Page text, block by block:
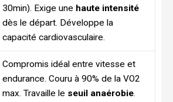
30min). Exige une haute intensité
dès le départ. Développe la
capacité cardiovasculaire.
Compromis idéal entre vitesse et
endurance. Couru à 90% de la VO2
max. Travaille le seuil anaérobie.